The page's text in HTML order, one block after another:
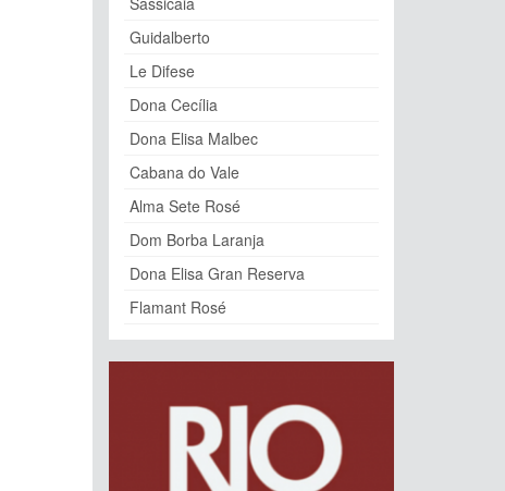
Guidalberto
Le Difese
Dona Cecília
Dona Elisa Malbec
Cabana do Vale
Alma Sete Rosé
Dom Borba Laranja
Dona Elisa Gran Reserva
Flamant Rosé